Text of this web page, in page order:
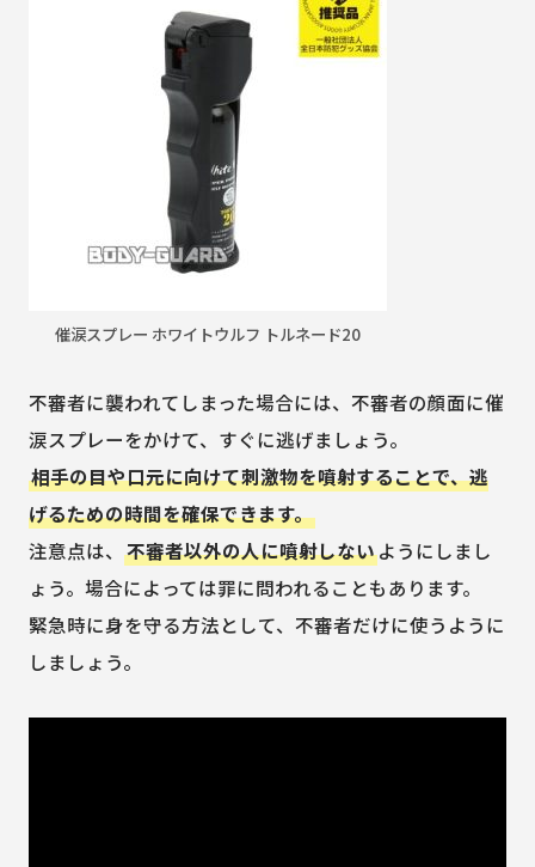
催涙スプレー ホワイトウルフ トルネード20
不審者に襲われてしまった場合には、不審者の顔面に催
涙スプレーをかけて、すぐに逃げましょう。
相手の目や口元に向けて刺激物を噴射することで、逃
げるための時間を確保できます。
注意点は、 不審者以外の人に噴射しないようにしまし
ょう。場合によっては罪に問われることもあります。
緊急時に身を守る方法として、不審者だけに使うように
しましょう。